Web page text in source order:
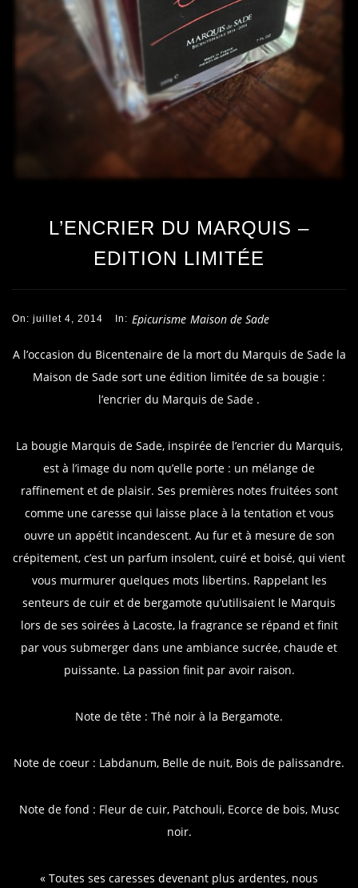
L’ENCRIER DU MARQUIS –
EDITION LIMITÉE
On: juillet 4, 2014 In: Epicurisme Maison de Sade
A l’occasion du Bicentenaire de la mort du Marquis de Sade la
Maison de Sade sort une édition limitée de sa bougie :
l’encrier du Marquis de Sade .
La bougie Marquis de Sade, inspirée de l’encrier du Marquis,
est à l’image du nom qu’elle porte : un mélange de
raffinement et de plaisir. Ses premières notes fruitées sont
comme une caresse qui laisse place à la tentation et vous
ouvre un appétit incandescent. Au fur et à mesure de son
crépitement, c’est un parfum insolent, cuiré et boisé, qui vient
vous murmurer quelques mots libertins. Rappelant les
senteurs de cuir et de bergamote qu’utilisaient le Marquis
lors de ses soirées à Lacoste, la fragrance se répand et finit
par vous submerger dans une ambiance sucrée, chaude et
puissante. La passion finit par avoir raison.
Note de tête : Thé noir à la Bergamote.
Note de coeur : Labdanum, Belle de nuit, Bois de palissandre.
Note de fond : Fleur de cuir, Patchouli, Ecorce de bois, Musc
noir.
« Toutes ses caresses devenant plus ardentes, nous